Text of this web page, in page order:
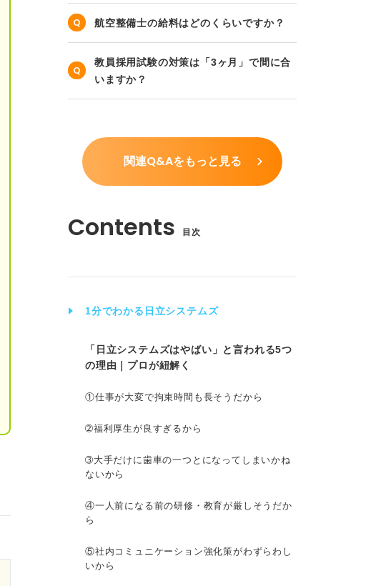
航空整備士の給料はどのくらいですか？
教員採用試験の対策は「3ヶ月」で間に合
いますか？
関連Q&Aをもっと見る
目次
1分でわかる日立システムズ
「日立システムズはやばい」と言われる5つ
の理由｜プロが紐解く
①仕事が大変で拘束時間も長そうだから
➁福利厚生が良すぎるから
➂大手だけに歯車の一つとになってしまいかね
ないから
④一人前になる前の研修・教育が厳しそうだか
ら
⑤社内コミュニケーション強化策がわずらわし
いから